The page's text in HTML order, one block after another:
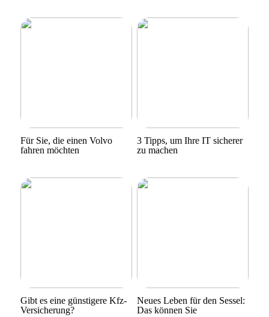
Für Sie, die einen Volvo
fahren möchten
3 Tipps, um Ihre IT sicherer
zu machen
Gibt es eine günstigere Kfz-
Versicherung?
Neues Leben für den Sessel:
Das können Sie